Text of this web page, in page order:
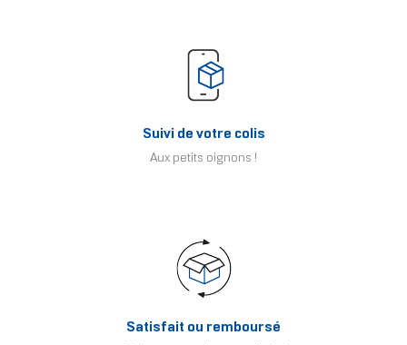
Suivi de votre colis
Aux petits oignons !
Satisfait ou remboursé